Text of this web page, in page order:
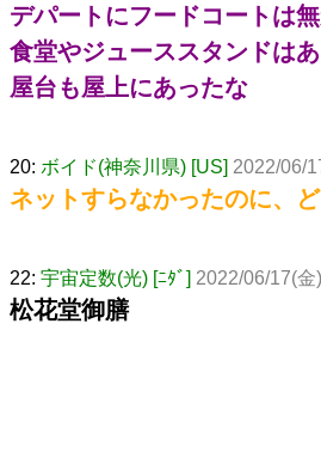
デパートにフードコートは
食堂やジューススタンドは
屋台も屋上にあったな
20: ボイド(神奈川県) [US] 2022/06/
ネットすらなかったのに、
22: 宇宙定数(光) [ﾆﾀﾞ] 2022/06/17(
松花堂御膳